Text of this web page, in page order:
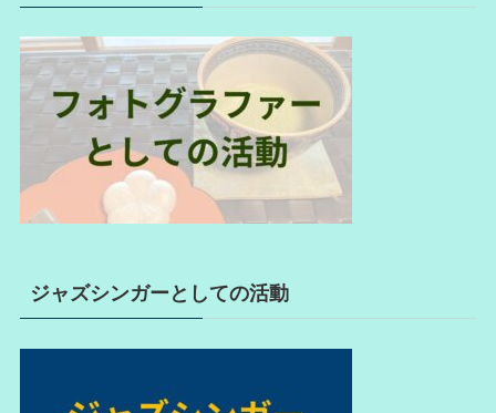
ジャズシンガーとしての活動